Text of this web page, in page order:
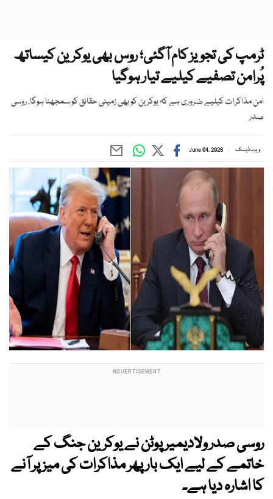
ٹرمپ کی تجویز کام آگئی؛ روس بھی یوکرین کیساتھ
پُرامن تصفیے کیلیے تیار ہوگیا
امن مذاکرات کیلیے ضروری ہے کہ یوکرین کو بھی زمینی حقائق کو سمجھنا ہوگا، روسی
صدر
ویب ڈیسک June 04, 2026
روسی صدر ولادیمیر پوٹن نے یوکرین جنگ کے
خاتمے کے لیے ایک بار پھر مذاکرات کی میز پر آنے
کا اشارہ دیا ہے۔